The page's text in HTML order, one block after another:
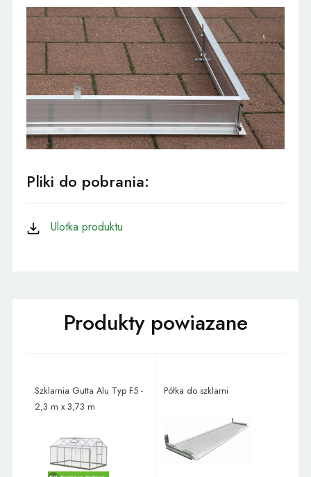
Pliki do pobrania:
Ulotka produktu
Szklarnia Gutta Alu Typ F5 -
2,3 m x 3,73 m
Półka do szklarni